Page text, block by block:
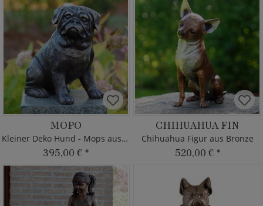
MOPO
Kleiner Deko Hund - Mops aus Bronze
395,00 € *
CHIHUAHUA FIN
Chihuahua Figur aus Bronze
520,00 € *